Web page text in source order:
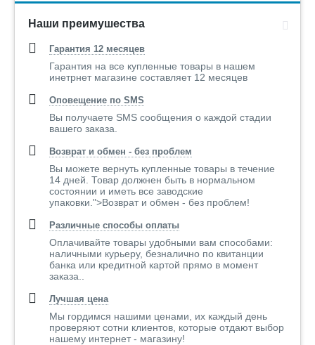
Наши преимушества
Гарантия 12 месяцев
Гарантия на все купленные товары в нашем
инетрнет магазине составляет 12 месяцев
Оповещение по SMS
Вы получаете SMS сообщения о каждой стадии
вашего заказа.
Возврат и обмен - без проблем
Вы можете вернуть купленные товары в течение
14 дней. Товар должнен быть в нормальном
состоянии и иметь все заводские
упаковки.">Возврат и обмен - без проблем!
Различные способы оплаты
Оплачивайте товары удобными вам способами:
наличными курьеру, безналично по квитанции
банка или кредитной картой прямо в момент
заказа..
Лучшая цена
Мы гордимся нашими ценами, их каждый день
проверяют сотни клиентов, которые отдают выбор
нашему интернет - магазину!